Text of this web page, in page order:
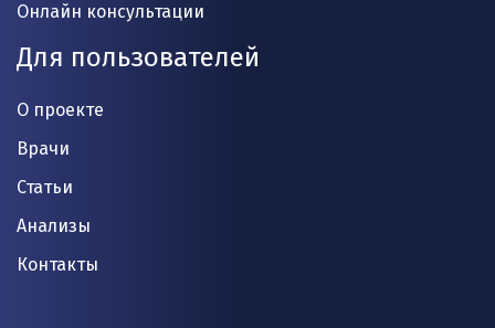
Онлайн консультации
Для пользователей
О проекте
Врачи
Статьи
Анализы
Контакты